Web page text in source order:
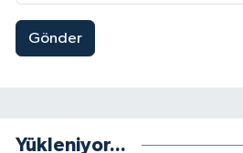
Gönder
Yükleniyor...